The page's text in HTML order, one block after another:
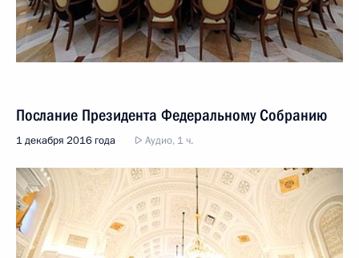
Послание Президента Федеральному Собранию
1 декабря 2016 года Аудио, 1 ч.